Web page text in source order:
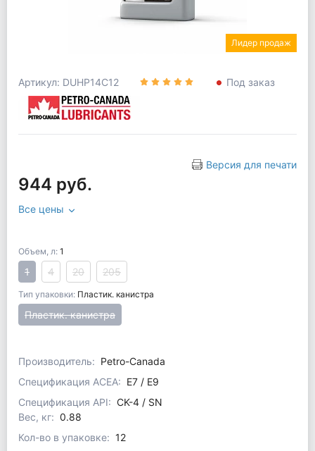
Лидер продаж
Артикул: DUHP14C12 Под заказ
Версия для печати
944 руб.
Все цены
Объем, л: 1
1 4 20 205
Тип упаковки: Пластик. канистра
Пластик. канистра
Производитель: Petro-Canada
Спецификация ACEA: E7 / E9
Спецификация API: CK-4 / SN
Вес, кг: 0.88
Кол-во в упаковке: 12